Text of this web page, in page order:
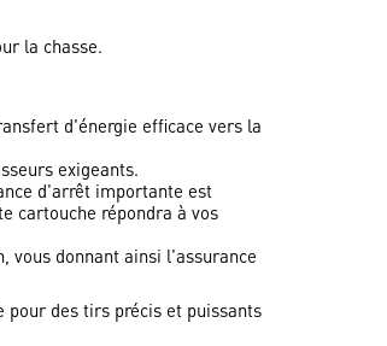
la chasse.
d'énergie efficace vers la
exigeants.
d'arrêt importante est
cartouche répondra à vos
vous donnant ainsi l'assurance
pour des tirs précis et puissants